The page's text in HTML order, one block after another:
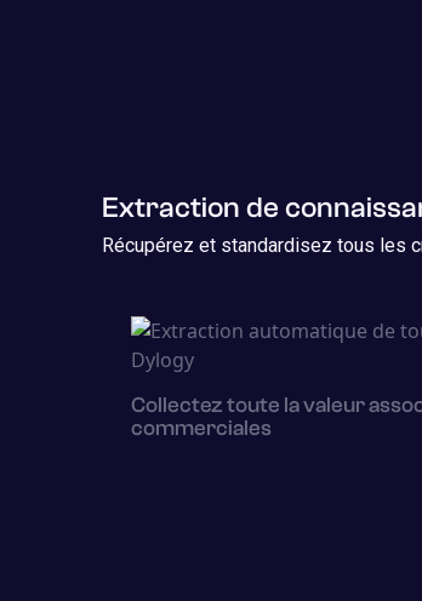
Extraction de
Récupérez et standardisez tous les
Collectez toute la valeur
commerciales